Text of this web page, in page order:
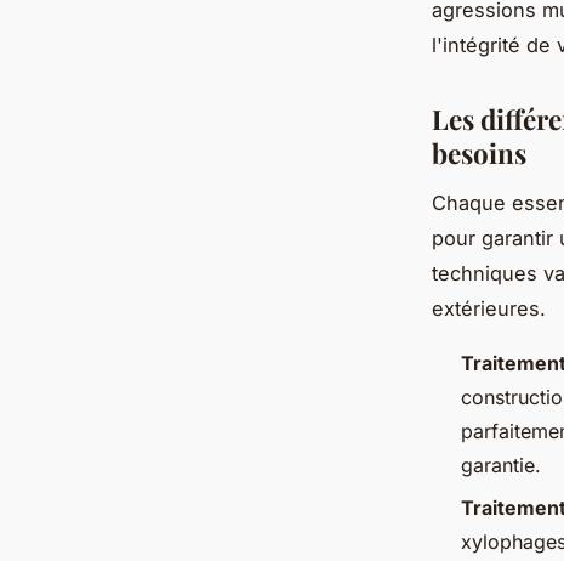
agressions
l'intégrité de
Les
besoins
Chaque
pour garantir
techniques
extérieures.
garantie.